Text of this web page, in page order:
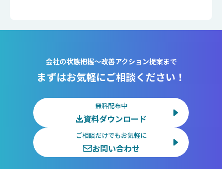
会社の状態把握～改善アクション提案まで
まずはお気軽にご相談ください！
無料配布中
資料ダウンロード
ご相談だけでもお気軽に
お問い合わせ